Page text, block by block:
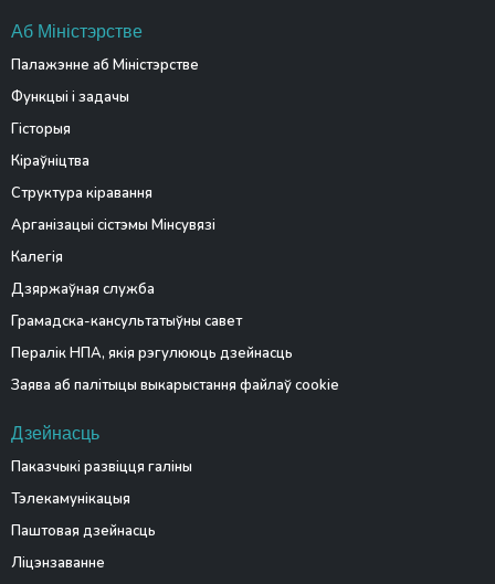
Аб Міністэрстве
Палажэнне аб Міністэрстве
Функцыі і задачы
Гісторыя
Кіраўніцтва
Структура кіравання
Арганізацыі сістэмы Мінсувязі
Калегія
Дзяржаўная служба
Грамадска-кансультатыўны савет
Пералік НПА, якія рэгулююць дзейнасць
Заява аб палітыцы выкарыстання файлаў cookie
Дзейнасць
Паказчыкі развіцця галіны
Тэлекамунікацыя
Паштовая дзейнасць
Ліцэнзаванне